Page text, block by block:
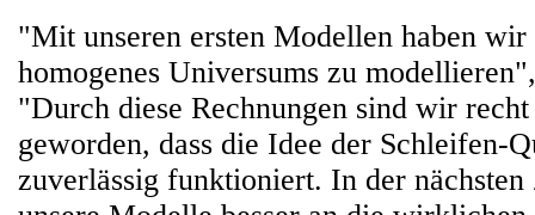
"Mit unseren ersten Modellen haben wir
homogenes Universums zu
"Durch diese Rechnungen sind wir
geworden, dass die Idee der Schleifen-
zuverlässig funktioniert. In der